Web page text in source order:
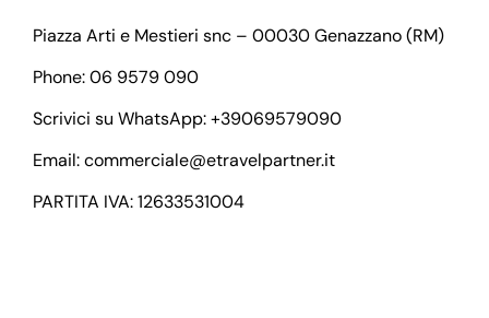
Piazza Arti e Mestieri snc – 00030 Genazzano (RM)
Phone: 06 9579 090
Scrivici su WhatsApp:+39069579090
Email:commerciale@etravelpartner.it
PARTITA IVA: 12633531004